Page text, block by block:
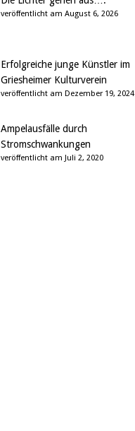
veröffentlicht am August 6, 2026
Erfolgreiche junge Künstler im
Griesheimer Kulturverein
veröffentlicht am Dezember 19, 2024
Ampelausfälle durch
Stromschwankungen
veröffentlicht am Juli 2, 2020